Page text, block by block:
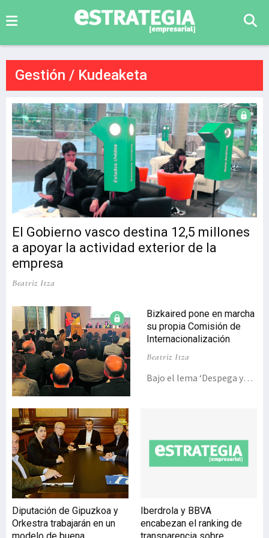
Gestión / Kudeaketa
El Gobierno vasco destina 12,5 millones
a apoyar la actividad exterior de la
empresa
Beatriz Itza
Bizkaired pone en marcha
su propia Comisión de
Internacionalización
Beatriz Itza
Bajo el lema ‘Despega y
Universidad de Deusto, con
el objetivo de asesorar en
esta materia a las más de
organizado en
colaboración con el
Diputación de Gipuzkoa y
Orkestra trabajarán en un
Iberdrola y BBVA
encabezan el ranking de